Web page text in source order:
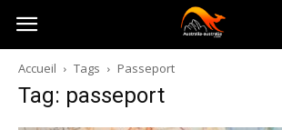
Australia-
australie.com
Accueil Tags Passeport
Tag: passeport